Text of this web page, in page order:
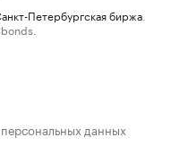
Петербургская биржа
данных